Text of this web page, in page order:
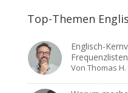
Top-Themen
Englisch-
VonThomas H.